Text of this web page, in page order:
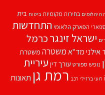
היהלומים בחירות מקומיות ביטוח בית
הפארק הלאומי התחדשות
ישראל זינגרכרמל
אילנימד''אמשטרה משטרת
נופש ספורט עורך דין עיריית
רועי ברזילי רכב רמת גן תאונות